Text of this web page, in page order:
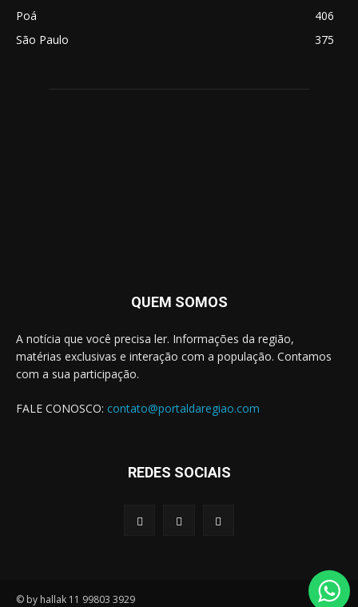
Poá
406
São Paulo
375
QUEM SOMOS
A notícia que você precisa ler. Informações da região,
matérias exclusivas e interação com a população. Contamos
com a sua participação.
FALE CONOSCO: contato@portaldaregiao.com
REDES SOCIAIS
© by hallak 11 99803 3929